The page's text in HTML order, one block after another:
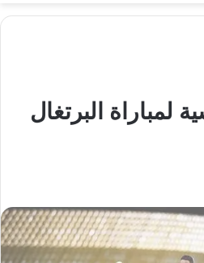
لمباراة البرتغال